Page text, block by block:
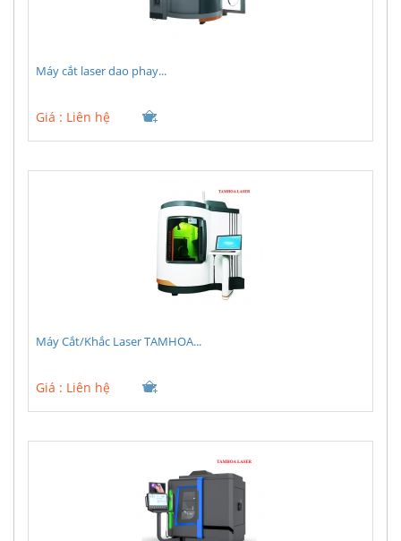
Máy cắt laser dao phay...
Giá : Liên hệ
Máy Cắt/Khắc Laser TAMHOA...
Giá : Liên hệ